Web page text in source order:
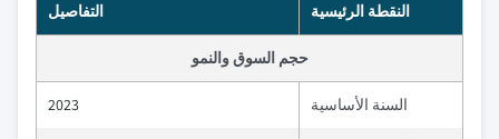
النقطة الرئيسية التفاصيل
حجم السوق والنمو
السنة الأساسية 2023